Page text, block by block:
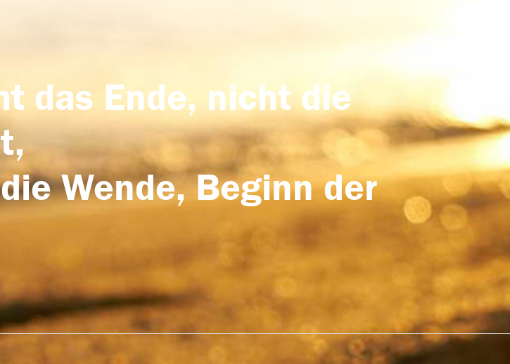
das Ende, nicht die
Wende, Beginn der